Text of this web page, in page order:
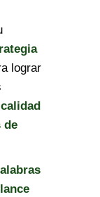
lograr
de